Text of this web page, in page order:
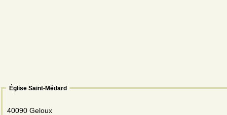
Église Saint-Médard
40090 Geloux